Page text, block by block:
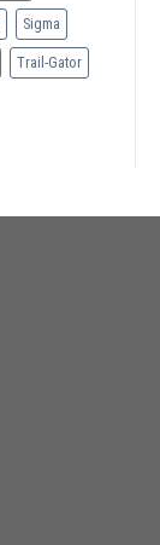
Sigma
Trail-Gator